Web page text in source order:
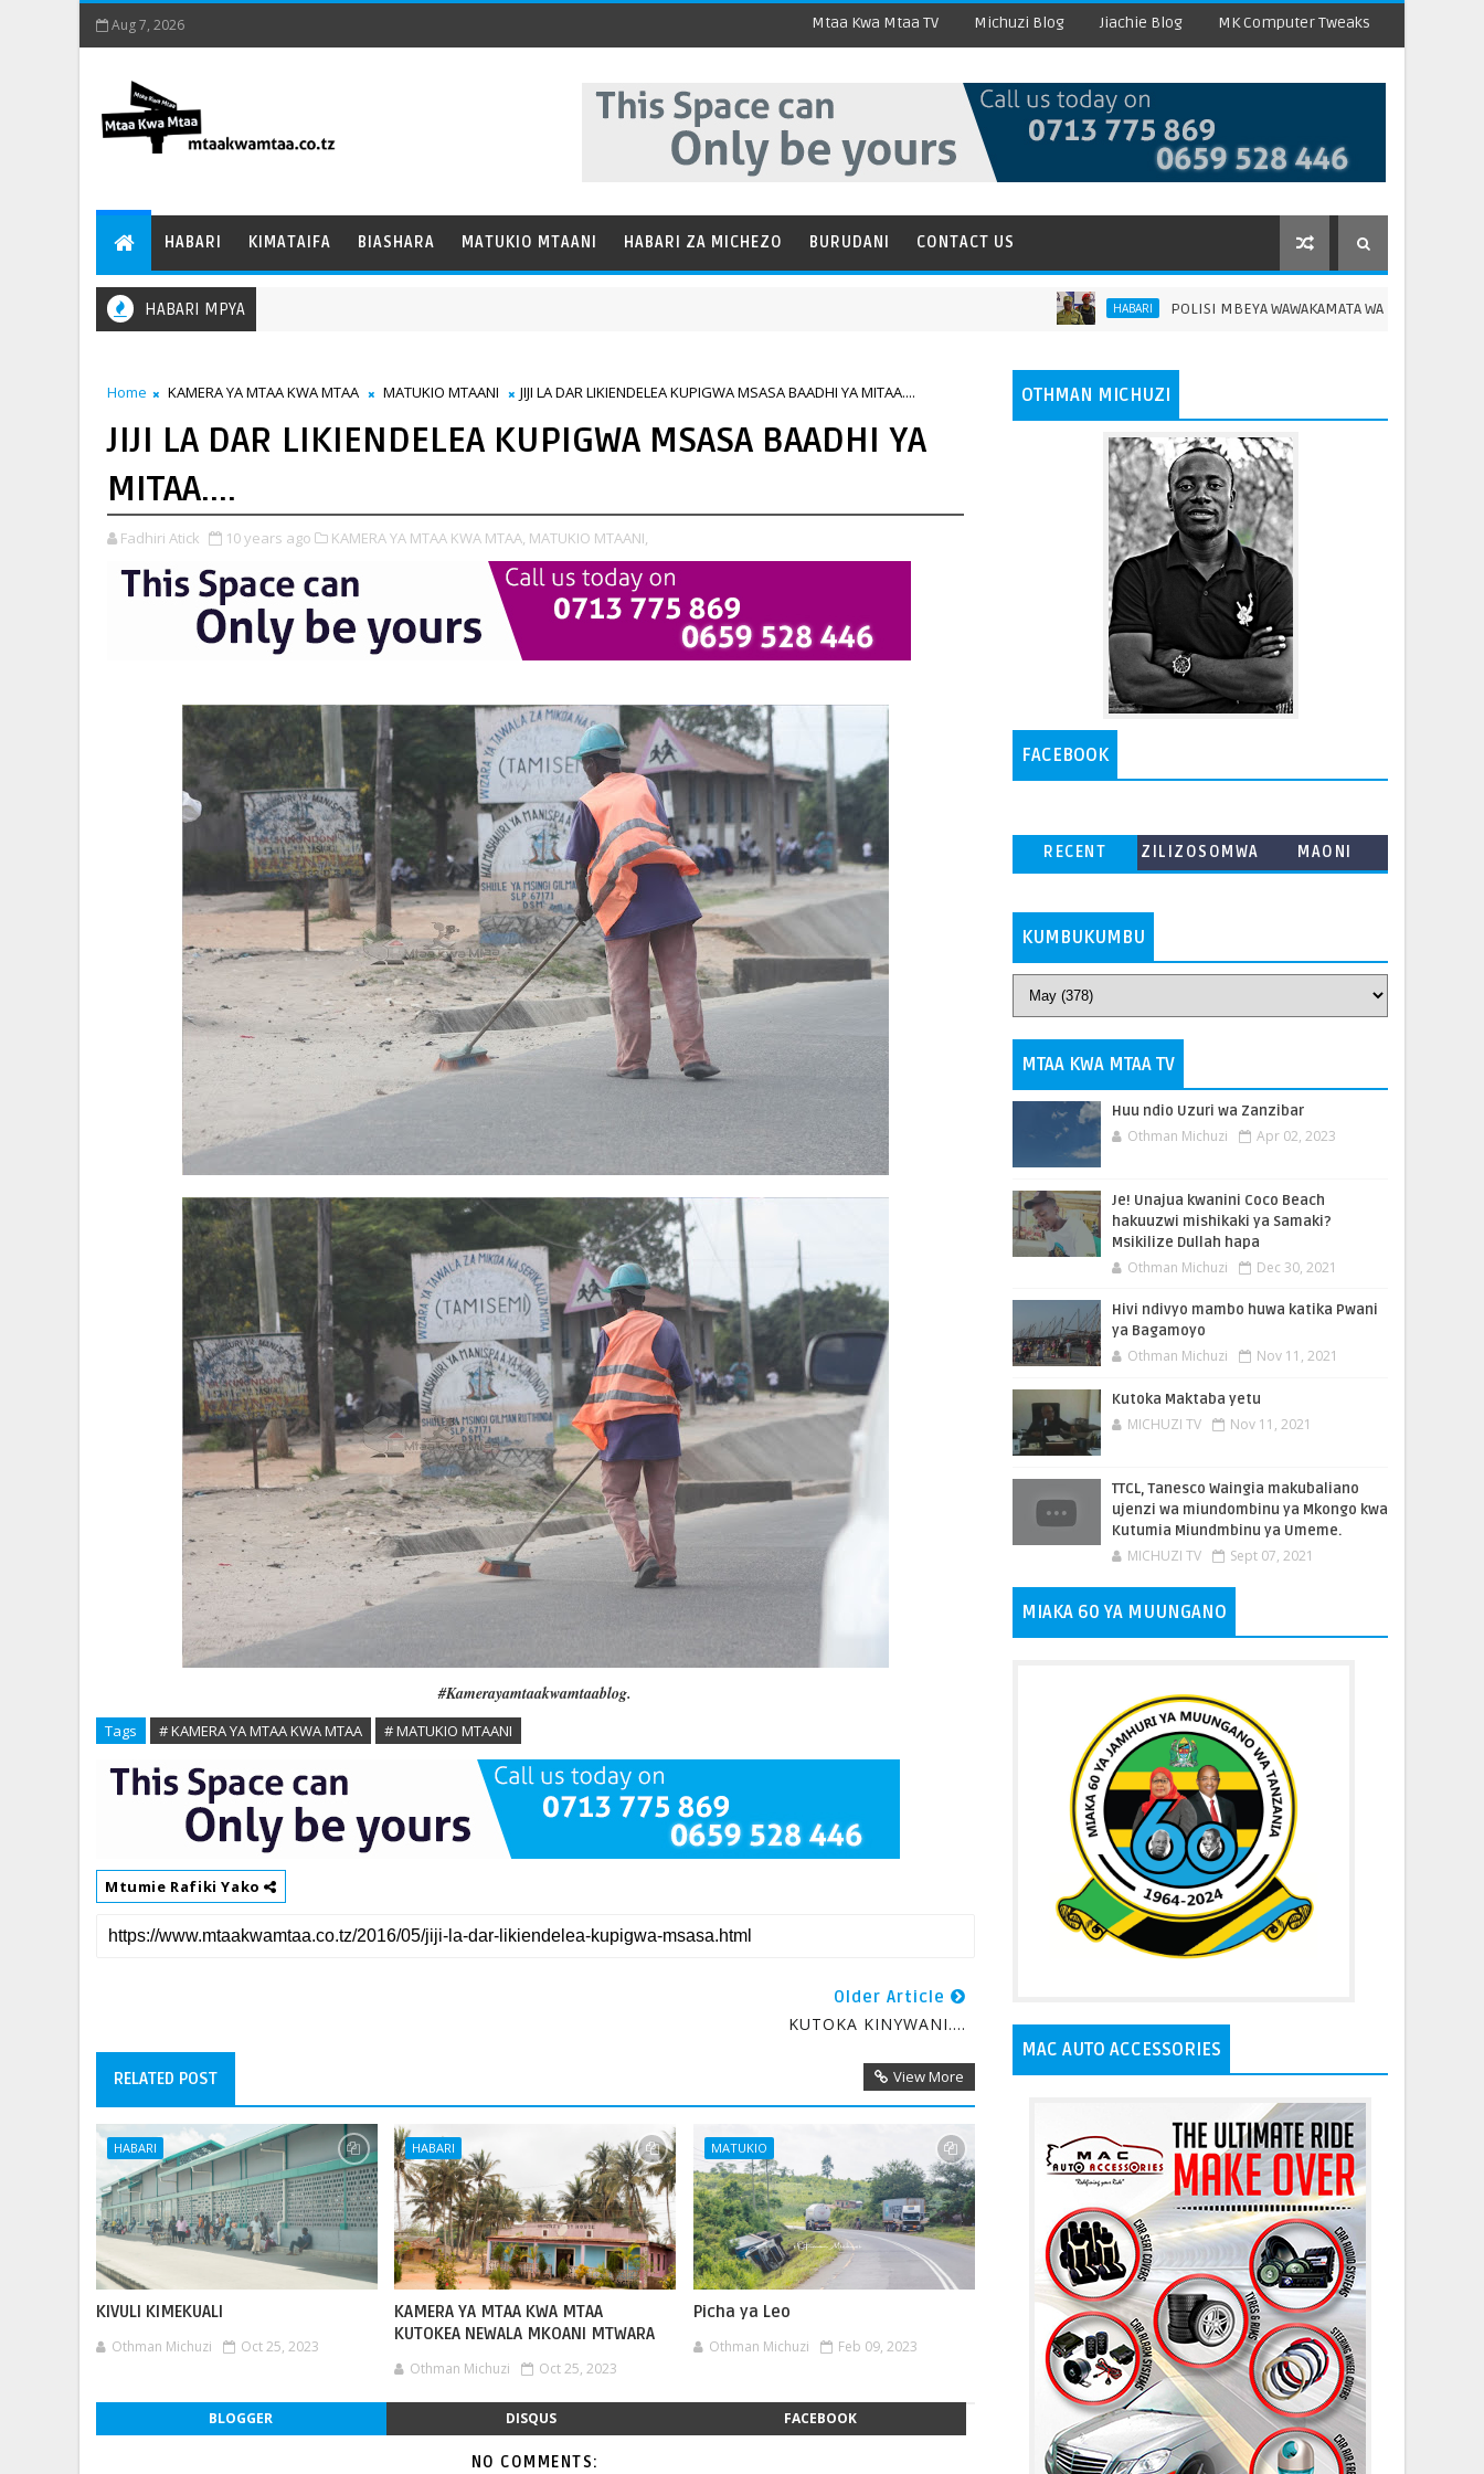
Aug 7, 2026 Mtaa Kwa Mtaa TV Michuzi Blog Jiachie Blog MK Computer Tweaks
HABARI KIMATAIFA BIASHARA MATUKIO MTAANI HABARI ZA MICHEZO BURUDANI CONTACT US
HABARI MPYA HABARI POLISI MBEYA WAWAKAMATA WATUHUMIWA 67 KWA
Home KAMERA YA MTAA KWA MTAA MATUKIO MTAANI JIJI LA DAR LIKIENDELEA KUPIGWA MSASA BAADHI YA MITAA....
JIJI LA DAR LIKIENDELEA KUPIGWA MSASA BAADHI YA
MITAA....
Fadhiri Atick 10 years ago KAMERA YA MTAA KWA MTAA, MATUKIO MTAANI,
#Kamerayamtaakwamtaablog.
Tags # KAMERA YA MTAA KWA MTAA # MATUKIO MTAANI
Mtumie Rafiki Yako
Older Article
KUTOKA KINYWANI....
RELATED POST View More
HABARI
KIVULI KIMEKUALI
Othman Michuzi Oct 25, 2023
HABARI
KAMERA YA MTAA KWA MTAA
KUTOKEA NEWALA MKOANI MTWARA
Othman Michuzi Oct 25, 2023
MATUKIO
Picha ya Leo
Othman Michuzi Feb 09, 2023
BLOGGER DISQUS FACEBOOK
NO COMMENTS:
OTHMAN MICHUZI
FACEBOOK
RECENT
ZILIZOSOMWA
MAONI
KUMBUKUMBU
MTAA KWA MTAA TV
Huu ndio Uzuri wa Zanzibar
Othman Michuzi Apr 02, 2023
Je! Unajua kwanini Coco Beach
hakuuzwi mishikaki ya Samaki?
Msikilize Dullah hapa
Othman Michuzi Dec 30, 2021
Hivi ndivyo mambo huwa katika Pwani
ya Bagamoyo
Othman Michuzi Nov 11, 2021
Kutoka Maktaba yetu
MICHUZI TV Nov 11, 2021
TTCL, Tanesco Waingia makubaliano
ujenzi wa miundombinu ya Mkongo kwa
Kutumia Miundmbinu ya Umeme.
MICHUZI TV Sept 07, 2021
MIAKA 60 YA MUUNGANO
MAC AUTO ACCESSORIES